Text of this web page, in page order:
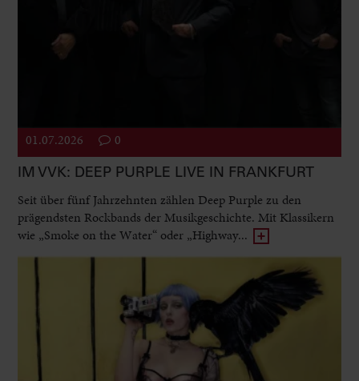
01.07.2026 0
IM VVK: DEEP PURPLE LIVE IN FRANKFURT
Seit über fünf Jahrzehnten zählen Deep Purple zu den
prägendsten Rockbands der Musikgeschichte. Mit Klassikern
wie „Smoke on the Water“ oder „Highway...